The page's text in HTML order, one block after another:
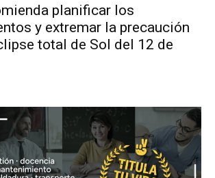
planificar los
y extremar la precaución
total de Sol del 12 de